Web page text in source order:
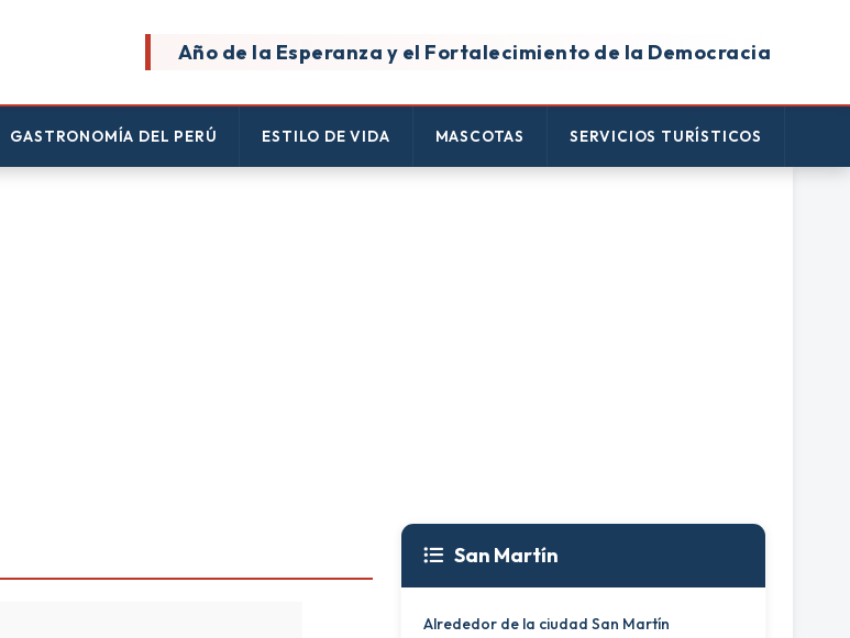
Año de la Esperanza y el Fortalecimiento de la Democracia
GASTRONOMÍA DEL PERÚ ESTILO DE VIDA MASCOTAS SERVICIOS TURÍSTICOS
San Martín
Alrededor de la ciudad San Martín